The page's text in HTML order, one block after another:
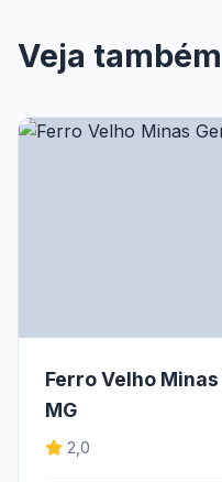
Veja também
Ferro Velho
MG
2,0